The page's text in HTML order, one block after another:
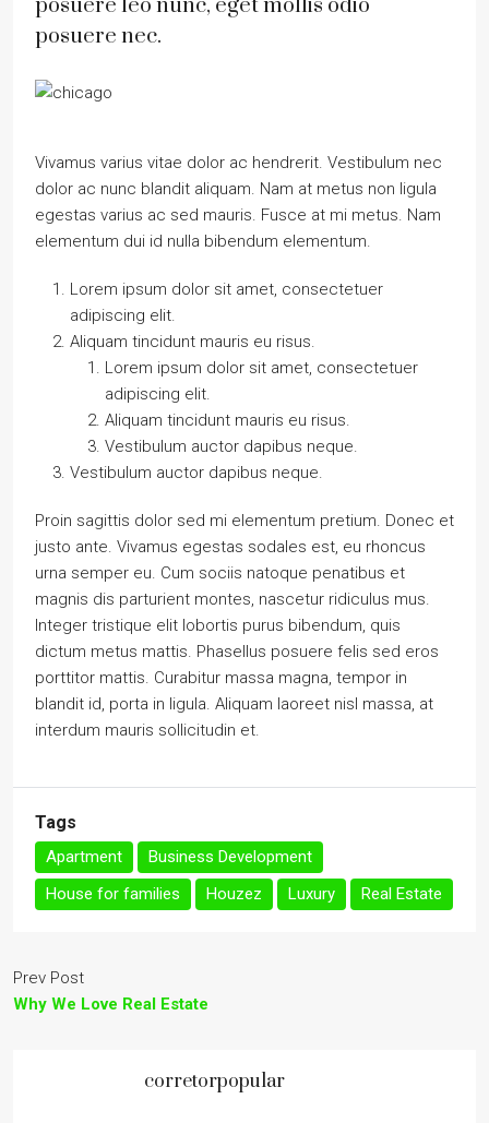
posuere leo nunc, eget mollis odio
posuere nec.
Vivamus varius vitae dolor ac hendrerit. Vestibulum nec
dolor ac nunc blandit aliquam. Nam at metus non ligula
egestas varius ac sed mauris. Fusce at mi metus. Nam
elementum dui id nulla bibendum elementum.
Lorem ipsum dolor sit amet, consectetuer
adipiscing elit.
Aliquam tincidunt mauris eu risus.
Lorem ipsum dolor sit amet, consectetuer
adipiscing elit.
Aliquam tincidunt mauris eu risus.
Vestibulum auctor dapibus neque.
Vestibulum auctor dapibus neque.
Proin sagittis dolor sed mi elementum pretium. Donec et
justo ante. Vivamus egestas sodales est, eu rhoncus
urna semper eu. Cum sociis natoque penatibus et
magnis dis parturient montes, nascetur ridiculus mus.
Integer tristique elit lobortis purus bibendum, quis
dictum metus mattis. Phasellus posuere felis sed eros
porttitor mattis. Curabitur massa magna, tempor in
blandit id, porta in ligula. Aliquam laoreet nisl massa, at
interdum mauris sollicitudin et.
Tags
Apartment
Business Development
House for families
Houzez Luxury Real Estate
Prev Post
Why We Love Real Estate
corretorpopular